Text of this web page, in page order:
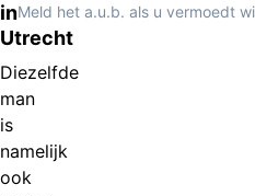
in
Utrecht
Diezelfde
man
is
namelijk
ook
Meld het a.u.b. als u vermoedt